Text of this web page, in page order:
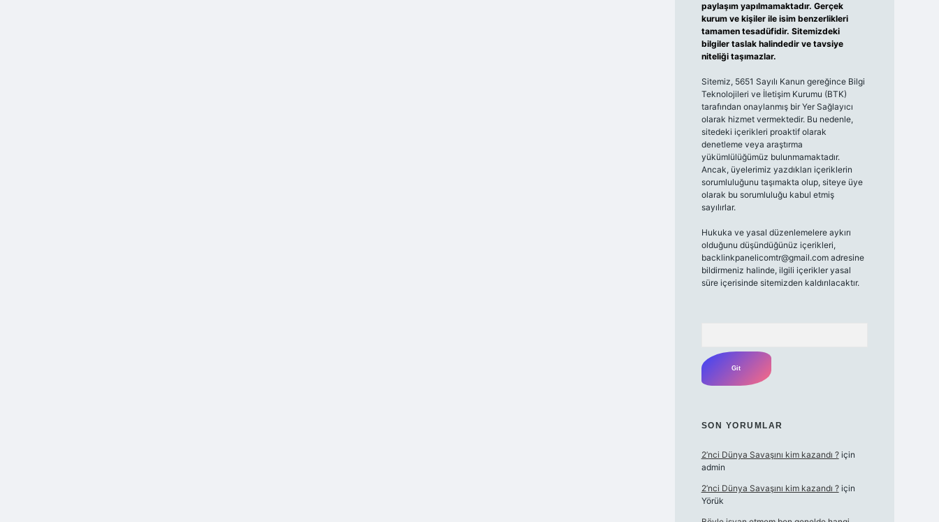
paylaşım yapılmamaktadır. Gerçek
kurum ve kişiler ile isim benzerlikleri
tamamen tesadüfidir. Sitemizdeki
bilgiler taslak halindedir ve tavsiye
niteliği taşımazlar.
Sitemiz, 5651 Sayılı Kanun gereğince Bilgi
Teknolojileri ve İletişim Kurumu (BTK)
tarafından onaylanmış bir Yer Sağlayıcı
olarak hizmet vermektedir. Bu nedenle,
sitedeki içerikleri proaktif olarak
denetleme veya araştırma
yükümlülüğümüz bulunmamaktadır.
Ancak, üyelerimiz yazdıkları içeriklerin
sorumluluğunu taşımakta olup, siteye üye
olarak bu sorumluluğu kabul etmiş
sayılırlar.
Hukuka ve yasal düzenlemelere aykırı
olduğunu düşündüğünüz içerikleri,
backlinkpanelicomtr@gmail.comadresine
bildirmeniz halinde, ilgili içerikler yasal
süre içerisinde sitemizden kaldırılacaktır.
SON YORUMLAR
2’nci Dünya Savaşını kim kazandı ?için
admin
2’nci Dünya Savaşını kim kazandı ?için
Yörük